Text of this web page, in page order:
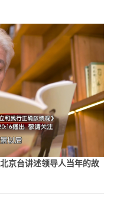
京台讲述领导人当年的故